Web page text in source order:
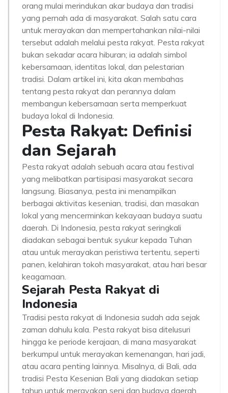
orang mulai merindukan akar budaya dan tradisi
yang pernah ada di masyarakat. Salah satu cara
untuk merayakan dan mempertahankan nilai-nilai
tersebut adalah melalui pesta rakyat. Pesta rakyat
bukan sekadar acara hiburan; ia adalah simbol
kebersamaan, identitas lokal, dan pelestarian
tradisi. Dalam artikel ini, kita akan membahas
tentang pesta rakyat dan perannya dalam
membangun kebersamaan serta memperkuat
budaya lokal di Indonesia.
Pesta Rakyat: Definisi
dan Sejarah
Pesta rakyat adalah sebuah acara atau festival
yang melibatkan partisipasi masyarakat secara
langsung. Biasanya, pesta ini menampilkan
berbagai aktivitas kesenian, tradisi, dan masakan
lokal yang mencerminkan kekayaan budaya suatu
daerah. Di Indonesia, pesta rakyat seringkali
diadakan sebagai bentuk syukur kepada Tuhan
atau untuk merayakan peristiwa tertentu, seperti
panen, kelahiran tokoh masyarakat, atau hari besar
keagamaan.
Sejarah Pesta Rakyat di
Indonesia
Tradisi pesta rakyat di Indonesia sudah ada sejak
zaman dahulu kala. Pesta rakyat bisa ditelusuri
hingga ke periode kerajaan, di mana masyarakat
berkumpul untuk merayakan kemenangan, hari jadi,
atau acara penting lainnya. Misalnya, di Bali, ada
tradisi Pesta Kesenian Bali yang diadakan setiap
tahun untuk merayakan seni dan budaya daerah